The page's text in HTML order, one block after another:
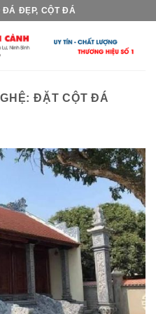
ĐÁ ĐẸP, CỘT ĐÁ
ĐẶT CỘT ĐÁ